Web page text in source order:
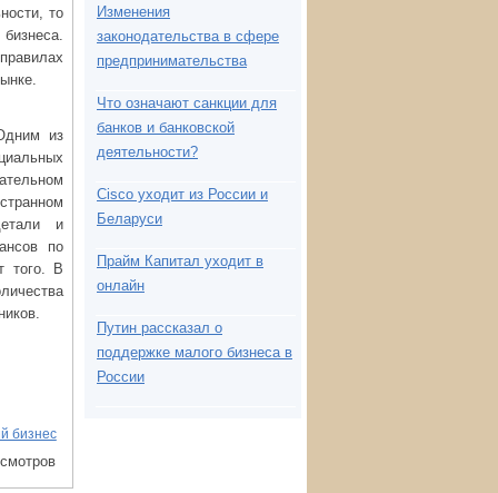
то
из
и
по
того. В
бизнес
Изменения
законодательства в сфере
предпринимательства
Что означают санкции для
банков и банковской
деятельности?
Cisco уходит из России и
Беларуси
Прайм Капитал уходит в
онлайн
Путин рассказал о
поддержке малого бизнеса в
России